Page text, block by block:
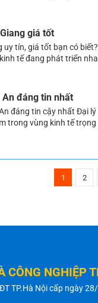
trọng để bơm cấp
giá tốt
tín, giá tốt bạn có
tế đang phát triển
khá đông đúc, nên nhu
đáng tin nhất
đáng tin cậy nhất Đại
trong vùng kinh tế trọng
nước ở Long An ngày
1 2
CÔNG NGHIỆP
TP.Hà Nội cấp ngày